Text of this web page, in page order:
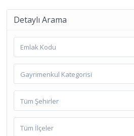
Detaylı Arama
Gayrimenkul Kategorisi
Tüm Şehirler
Tüm İlçeler